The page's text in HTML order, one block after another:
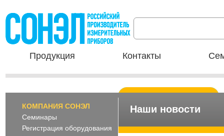
Продукция Контакты
КОМПАНИЯ СОНЭЛ
Семинары
Регистрация оборудования
Наши новости